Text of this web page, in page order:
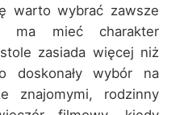
warto wybrać zawsze
ma mieć charakter
zasiada więcej niż
doskonały wybór na
znajomymi, rodzinny